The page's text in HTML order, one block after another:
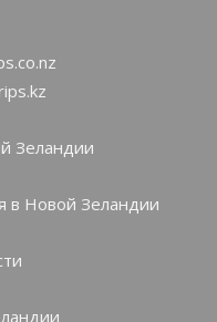
Зеландии
в Новой Зеландии